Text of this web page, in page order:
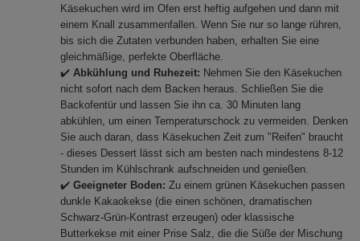
Käsekuchen wird im Ofen erst heftig aufgehen und dann mit
einem Knall zusammenfallen. Wenn Sie nur so lange rühren,
bis sich die Zutaten verbunden haben, erhalten Sie eine
gleichmäßige, perfekte Oberfläche.
✔️ Abkühlung und Ruhezeit: Nehmen Sie den Käsekuchen
nicht sofort nach dem Backen heraus. Schließen Sie die
Backofentür und lassen Sie ihn ca. 30 Minuten lang
abkühlen, um einen Temperaturschock zu vermeiden. Denken
Sie auch daran, dass Käsekuchen Zeit zum "Reifen" braucht
- dieses Dessert lässt sich am besten nach mindestens 8-12
Stunden im Kühlschrank aufschneiden und genießen.
✔️ Geeigneter Boden: Zu einem grünen Käsekuchen passen
dunkle Kakaokekse (die einen schönen, dramatischen
Schwarz-Grün-Kontrast erzeugen) oder klassische
Butterkekse mit einer Prise Salz, die die Süße der Mischung